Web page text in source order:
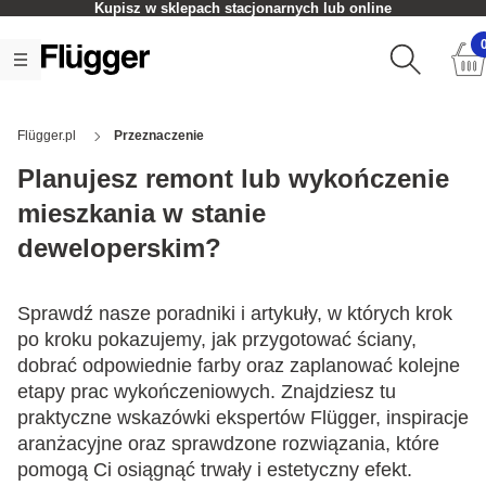
Czas realizacji zamówienia: 2-5 dni roboczych
Flügger.pl Przeznaczenie
Planujesz remont lub wykończenie
mieszkania w stanie
deweloperskim?
Sprawdź nasze poradniki i artykuły, w których krok
po kroku pokazujemy, jak przygotować ściany,
dobrać odpowiednie farby oraz zaplanować kolejne
etapy prac wykończeniowych. Znajdziesz tu
praktyczne wskazówki ekspertów Flügger, inspiracje
aranżacyjne oraz sprawdzone rozwiązania, które
pomogą Ci osiągnąć trwały i estetyczny efekt.